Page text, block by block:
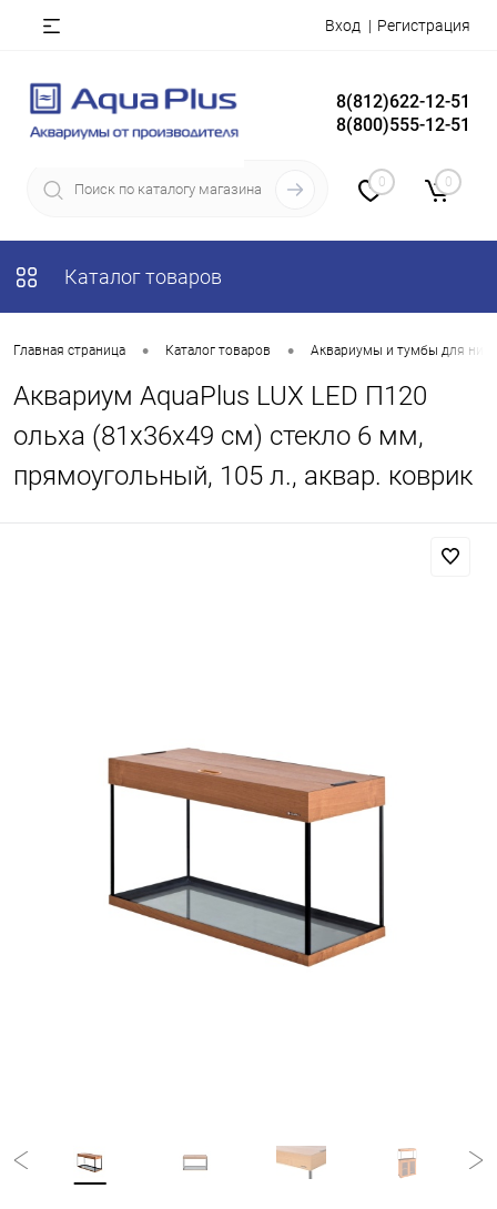
Вход Регистрация
8(812)622-12-51
8(800)555-12-51
0 0
Каталог товаров
Главная страница • Каталог товаров • Аквариумы и тумбы для них
Аквариум AquaPlus LUX LED П120
ольха (81х36х49 см) стекло 6 мм,
прямоугольный, 105 л., аквар. коврик